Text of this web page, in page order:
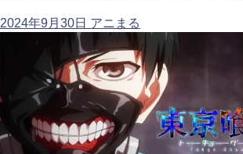
2024年9月30日 アニまる